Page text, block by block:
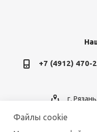
+7 (4912) 470-
г.
Файлы cookie